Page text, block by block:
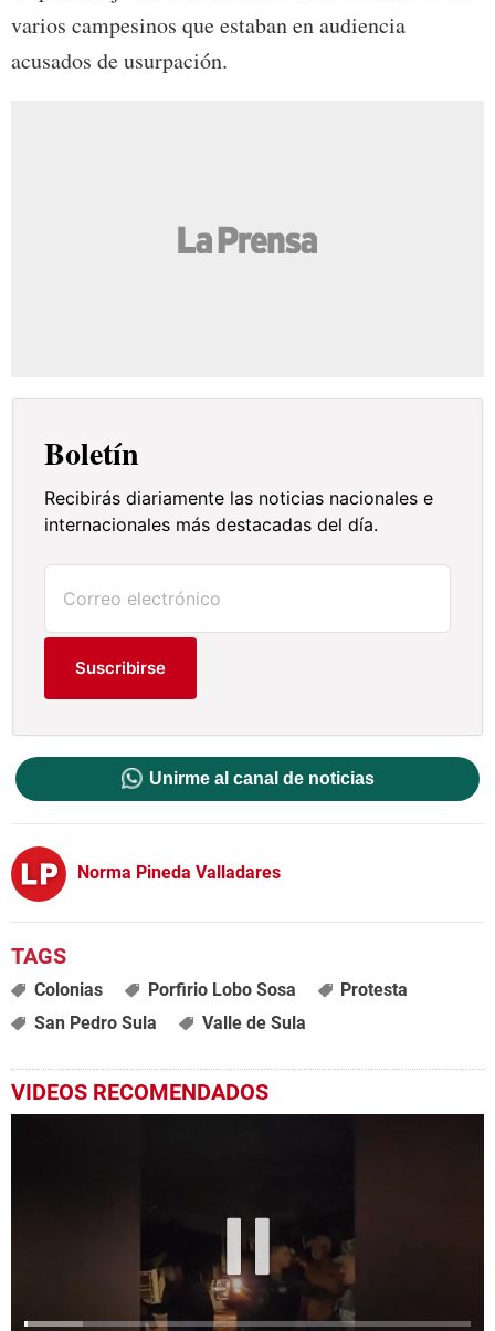
varios campesinos que estaban en audiencia
acusados de usurpación.
Boletín
Recibirás diariamente las noticias nacionales e
internacionales más destacadas del día.
Suscribirse
Unirme al canal de noticias
Norma Pineda Valladares
Colonias Porfirio Lobo Sosa
Protesta
San Pedro Sula
Valle de Sula
VIDEOS RECOMENDADOS